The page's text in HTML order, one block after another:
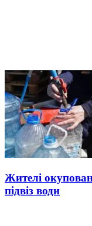
Жителі
підвіз води